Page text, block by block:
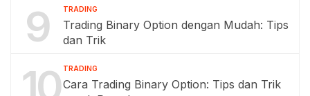
9 TRADING
Trading Binary Option dengan Mudah: Tips
dan Trik
10 TRADING
Cara Trading Binary Option: Tips dan Trik